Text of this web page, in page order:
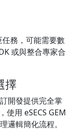
任務，可能需要數
或與整合專家合
擇
開發提供完全掌
使用 eSECS GEM
邏輯簡化流程。